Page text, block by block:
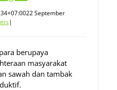
22 September
|
berupaya
masyarakat
sawah dan tambak